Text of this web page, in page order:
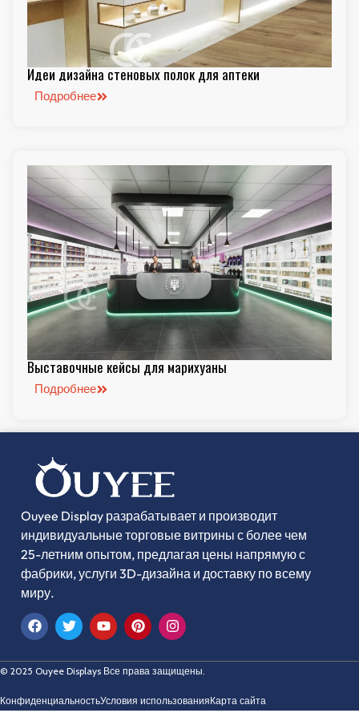
Идеи дизайна стеновых полок для аптеки
Подробнее
Выставочные кейсы для марихуаны
Подробнее
Ouyee Display разрабатывает и производит
индивидуальные торговые витрины с более чем
25-летним опытом, предлагая цены напрямую с
фабрики, услуги 3D-дизайна и доставку по всему
миру.
© 2025 Ouyee Displays Все права защищены.
КонфиденциальностьУсловия использованияКарта сайта